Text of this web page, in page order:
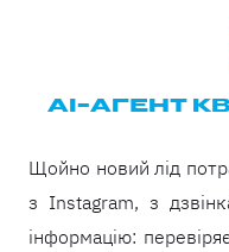
AI-АГЕНТ
Щойно новий лід
з Instagram, з
інформацію: